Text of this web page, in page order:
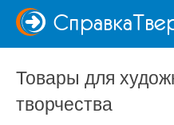
Справка
Товары для
творчества